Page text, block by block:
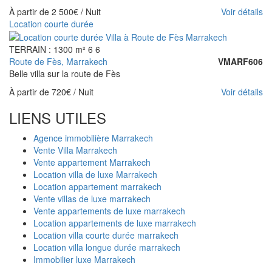
À partir de 2 500€ / Nuit
Voir détails
Location courte durée
TERRAIN : 1300 m² 6 6
Route de Fès, Marrakech
VMARF606
Belle villa sur la route de Fès
À partir de 720€ / Nuit Voir détails
LIENS UTILES
Agence immobilière Marrakech
Vente Villa Marrakech
Vente appartement Marrakech
Location villa de luxe Marrakech
Location appartement marrakech
Vente villas de luxe marrakech
Vente appartements de luxe marrakech
Location appartements de luxe marrakech
Location villa courte durée marrakech
Location villa longue durée marrakech
Immobilier luxe Marrakech